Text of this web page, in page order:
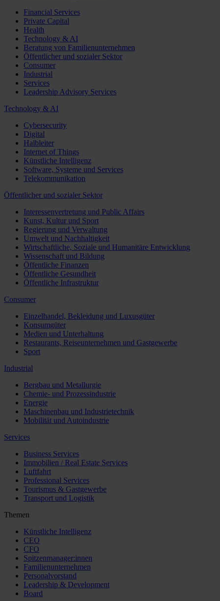
Financial Services
Private Capital
Health
Technology & AI
Beratung von Familienunternehmen
Öffentlicher und sozialer Sektor
Consumer
Industrial
Services
Leadership Advisory Services
Technology & AI
Cybersecurity
Digital
Halbleiter
Internet of Things
Künstliche Intelligenz
Software, Systeme und Services
Telekommunikation
Öffentlicher und sozialer Sektor
Interessenvertretung und Public Affairs
Kunst, Kultur und Sport
Regierung und Verwaltung
Umwelt und Nachhaltigkeit
Wirtschaftliche, Soziale und Humanitäre Entwicklung
Wissenschaft und Bildung
Öffentliche Finanzen
Öffentliche Gesundheit
Öffentliche Infrastruktur
Consumer
Einzelhandel, Bekleidung und Luxusgüter
Konsumgüter
Medien und Unterhaltung
Restaurants, Reiseunternehmen und Gastgewerbe
Sport
Industrial
Bergbau und Metallurgie
Chemie- und Prozessindustrie
Energie
Maschinenbau und Industrietechnik
Mobilität und Autoindustrie
Services
Business Services
Immobilien / Real Estate Services
Luftfahrt
Professional Services
Tourismus & Gastgewerbe
Transport und Logistik
Themen
Künstliche Intelligenz
CEO
CFO
Spitzenmanager:innen
Familienunternehmen
Personalvorstand
Leadership & Development
Board